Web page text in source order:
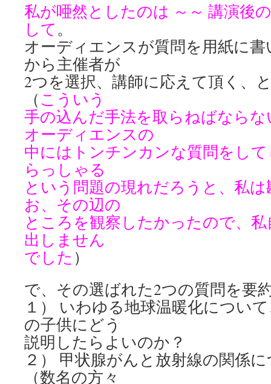
私が唖然としたのは ～～ 講演後
して。
オーディエンスが質問を用紙に
から主催者が
2つを選択、講師に応えて頂く、
（ こういう
手の込んだ手法を取らねばなら
オーディエンスの
中にはトンチンカンな質問をし
らっしゃる
という問題の現れだろうと、私
お、その辺の
ところを観察したかったので、
出しません
でした ）
で、その選ばれた2つの質問を要
１） いわゆる地球温暖化につい
の子供にどう
説明したらよいのか？
２） 甲状腺がんと放射線の関係
（数名の方々